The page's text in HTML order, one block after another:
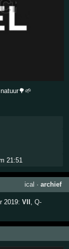
21:51
ical · archief
2019:VII ,Q-